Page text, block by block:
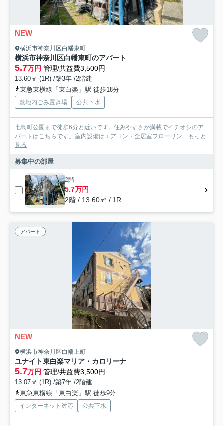
NEW
横浜市神奈川区白幡東町
横浜市神奈川区白幡東町のアパート
5.7万円 管理/共益費3,500円
13.60㎡ (1R) /築3年 /2階建
東急東横線「東白楽」駅 徒歩18分
敷地内ごみ置き場 公共下水
七島町公園まで徒歩6分と近いです。住みやすさが満載でイチオシのア
パートはこちらです。室内設備はエアコン・全居室フローリン... もっと
見る
募集中の部屋
2階
5.7万円
2階 / 13.60㎡ / 1R
アパート
NEW
横浜市神奈川区白幡上町
ユナイト東白楽マリア・カロリーナ
5.7万円 管理/共益費3,500円
13.07㎡ (1R) /築7年 /2階建
東急東横線「東白楽」駅 徒歩9分
インターネット対応 公共下水